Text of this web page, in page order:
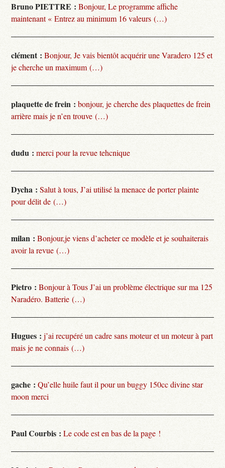
Bruno PIETTRE : Bonjour, Le programme affiche
maintenant « Entrez au minimum 16 valeurs (…)
clément : Bonjour, Je vais bientôt acquérir une Varadero 125 et
je cherche un maximum (…)
plaquette de frein : bonjour, je cherche des plaquettes de frein
arrière mais je n’en trouve (…)
dudu : merci pour la revue tehcnique
Dycha : Salut à tous, J’ai utilisé la menace de porter plainte
pour délit de (…)
milan : Bonjour,je viens d’acheter ce modèle et je souhaiterais
avoir la revue (…)
Pietro : Bonjour à Tous J’ai un problème électrique sur ma 125
Naradéro. Batterie (…)
Hugues : j’ai recupéré un cadre sans moteur et un moteur à part
mais je ne connais (…)
gache : Qu’elle huile faut il pour un buggy 150cc divine star
moon merci
Paul Courbis : Le code est en bas de la page !